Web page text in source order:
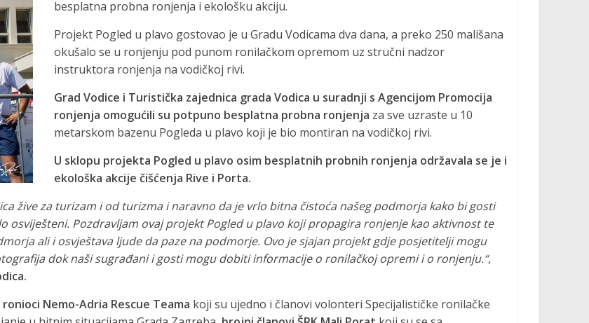
besplatna probna ronjenja i ekološku akciju.
Projekt Pogled u plavo gostovao je u Gradu Vodicama dva dana, a preko 250 mališana
okušalo se u ronjenju pod punom ronilačkom opremom uz stručni nadzor
instruktora ronjenja na vodičkoj rivi.
Grad Vodice i Turistička zajednica grada Vodica u suradnji s Agencijom Promocija
ronjenja omogućili su potpuno besplatna probna ronjenja za sve uzraste u 10
metarskom bazenu Pogleda u plavo koji je bio montiran na vodičkoj rivi.
U sklopu projekta Pogled u plavo osim besplatnih probnih ronjenja održavala se je i
ekološka akcije čišćenja Rive i Porta.
žive za turizam i od turizma i naravno da je vrlo bitna čistoća našeg podmorja kako bi gosti
osviješteni. Pozdravljam ovaj projekt Pogled u plavo koji propagira ronjenje kao aktivnost te
ali i osvještava ljude da paze na podmorje. Ovo je sjajan projekt gdje posjetitelji mogu
dok naši sugrađani i gosti mogu dobiti informacije o ronilačkoj opremi i o ronjenju.“,
ronioci Nemo-Adria Rescue Teama koji su ujedno i članovi volonteri Specijalističke ronilačke